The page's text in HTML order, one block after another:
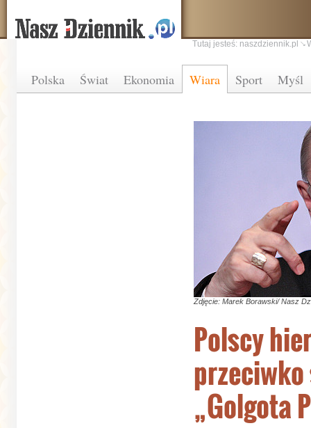
Polska Świat Ekonomia Wiara Sport Myśl
Tutaj jesteś: naszdziennik.pl
Zdjęcie: Marek Borawski/ Nasz
Polscy
„Golgota